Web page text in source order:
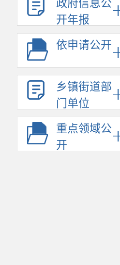
政府信息公
开年报
依申请公开
乡镇街道部
门单位
重点领域公
开